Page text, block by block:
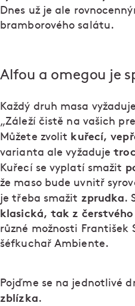
Dnes už je ale
bramborového salátu.
Alfou a omegou je
Každý druh masa vyžaduje
„Záleží čistě na vašich
Můžete zvolit kuřecí,
varianta ale vyžaduje
Kuřecí se vyplatí smažit
že maso bude uvnitř
je třeba smažit zprudka.
klasická, tak z
různé možnosti František
šéfkuchař Ambiente.
Pojďme se na jednotlivé
zblízka.